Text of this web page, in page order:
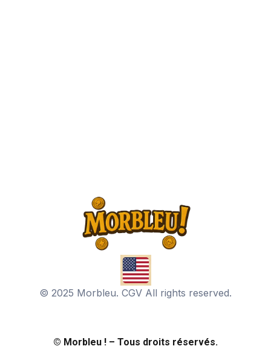
© 2025 Morbleu. CGV All rights reserved.
© Morbleu ! – Tous droits réservés.